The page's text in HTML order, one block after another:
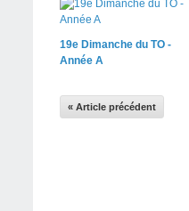
19e Dimanche du TO -
Année A
« Article précédent